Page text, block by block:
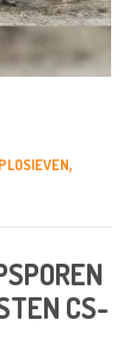
,
CS-